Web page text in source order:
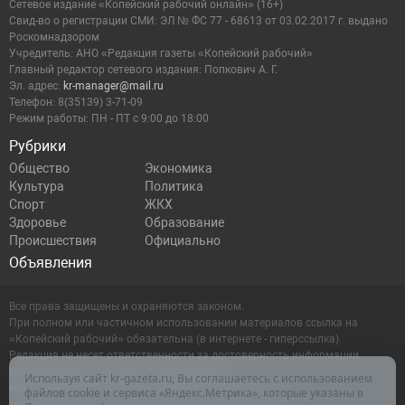
Рубрики
Общество
Экономика
Культура
Политика
Спорт
ЖКХ
Здоровье
Образование
Происшествия
Официально
Объявления
Сетевое издание «Копейский рабочий онлайн» (16+)
Cвид-во о регистрации СМИ: ЭЛ № ФС 77 - 68613 от 03.02.2017 г. выдано
Роскомнадзором
Учредитель: АНО «Редакция газеты «Копейский рабочий»
Главный редактор сетевого издания: Попкович А. Г.
Эл. адрес: kr-manager@mail.ru
Телефон: 8(35139) 3-71-09
Режим работы: ПН - ПТ с 9:00 до 18:00
Все права защищены и охраняются законом.
При полном или частичном использовании материалов ссылка на
«Копейский рабочий» обязательна (в интернете - гиперссылка).
Редакция не несет ответственности за достоверность информации,
содержащейся в рекламных объявлениях.
Настоящий ресурс может содержать материалы 16+
Используя сайт kr-gazeta.ru, Вы соглашаетесь с использованием
файлов cookie и сервиса «Яндекс.Метрика», которые указаны в